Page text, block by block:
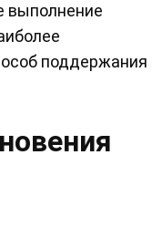
выполнение
поддержания